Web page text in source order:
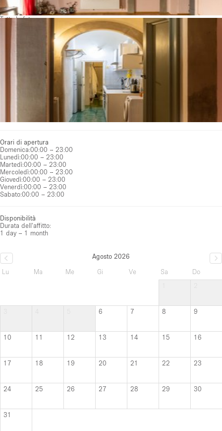
Tutte le foto
Orari di apertura
Domenica:00:00 – 23:00
Lunedì:00:00 – 23:00
Martedì:00:00 – 23:00
Mercoledì:00:00 – 23:00
Giovedì:00:00 – 23:00
Venerdì:00:00 – 23:00
Sabato:00:00 – 23:00
Disponibilità
Durata dell'affitto:
1 day – 1 month
Agosto 2026
Lu
Ma Me Gi Ve Sa
Do
6 7 8 9
10 11 12 13 14 15 16
17 18 19 20 21 22 23
24 25 26 27 28 29 30
31